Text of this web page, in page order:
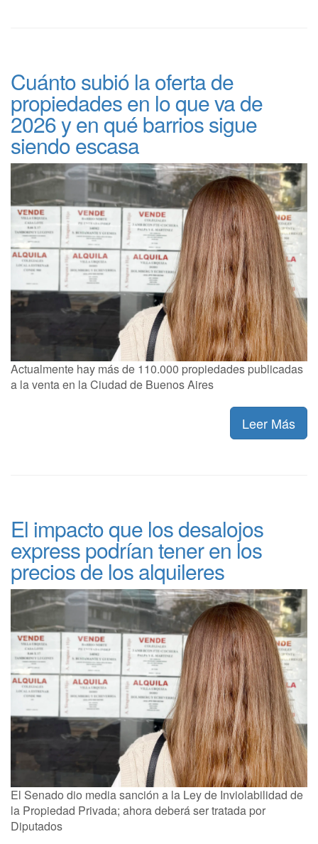
Cuánto subió la oferta de
propiedades en lo que va de
2026 y en qué barrios sigue
siendo escasa
Actualmente hay más de 110.000 propiedades publicadas
a la venta en la Ciudad de Buenos Aires
Leer Más
El impacto que los desalojos
express podrían tener en los
precios de los alquileres
El Senado dio media sanción a la Ley de Inviolabilidad de
la Propiedad Privada; ahora deberá ser tratada por
Diputados